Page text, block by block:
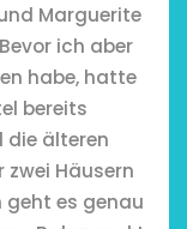
Marguerite
ich aber
habe, hatte
bereits
die älteren
Häusern
geht es genau